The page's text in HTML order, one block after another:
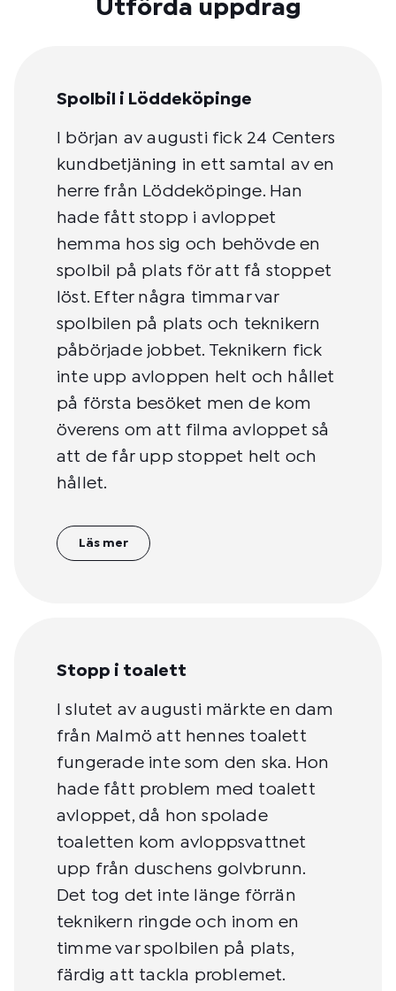
Utförda uppdrag
Spolbil i Löddeköpinge
I början av augusti fick 24 Centers
kundbetjäning in ett samtal av en
herre från Löddeköpinge. Han
hade fått stopp i avloppet
hemma hos sig och behövde en
spolbil på plats för att få stoppet
löst. Efter några timmar var
spolbilen på plats och teknikern
påbörjade jobbet. Teknikern fick
inte upp avloppen helt och hållet
på första besöket men de kom
överens om att filma avloppet så
att de får upp stoppet helt och
hållet.
Läs mer
Stopp i toalett
I slutet av augusti märkte en dam
från Malmö att hennes toalett
fungerade inte som den ska. Hon
hade fått problem med toalett
avloppet, då hon spolade
toaletten kom avloppsvattnet
upp från duschens golvbrunn.
Det tog det inte länge förrän
teknikern ringde och inom en
timme var spolbilen på plats,
färdig att tackla problemet.